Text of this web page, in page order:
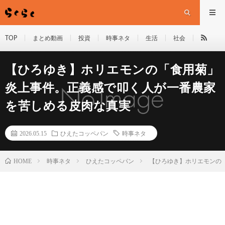
TOP まとめ動画 投資 時事ネタ 生活 社会
【ひろゆき】ホリエモンの「食用菊」
炎上事件。正義感で叩く人が一番農家
を苦しめる皮肉な真実
2026.05.15 ひえたコッペパン 時事ネタ
HOME 時事ネタ ひえたコッペパン 【ひろゆき】ホリエモン